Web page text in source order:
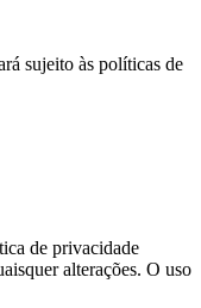
sujeito às políticas de
de privacidade
alterações. O uso